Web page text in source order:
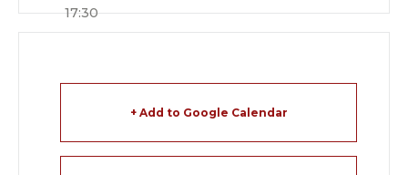
17:30
+ Add to Google Calendar